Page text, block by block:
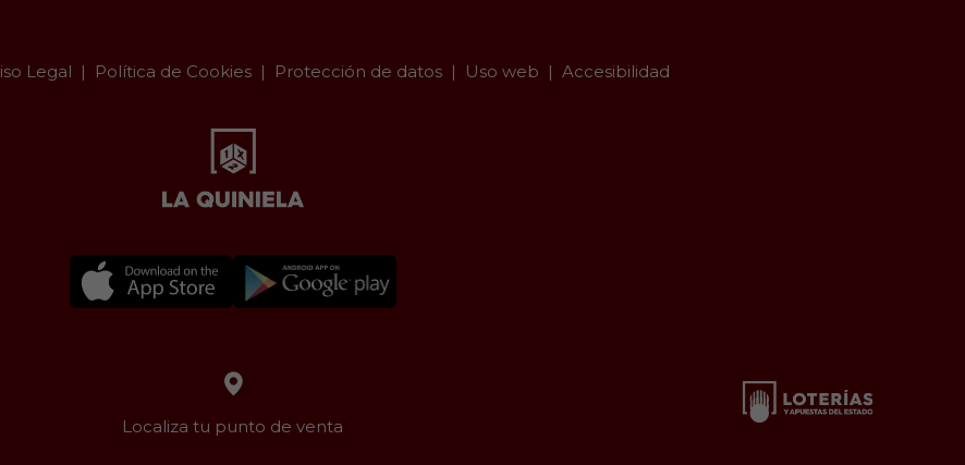
Legal Política de Cookies Protección de datos Uso web Accesibilidad
Localiza tu punto de venta